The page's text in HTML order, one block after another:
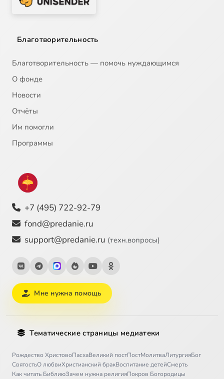
Благотворительность
Благотворительность — помочь нуждающимся
О фонде
Новости
Отчёты
Им помогли
Программы
+7 (495) 722-92-79
fond@predanie.ru
support@predanie.ru (техн.вопросы)
Мне нужна помощь
Тематические страницы медиатеки
Рождество ХристовоПасхаВеликий постПостМолитваЛитургияБог
СвятостьО любвиХристианский бракВоспитание детейСмерть
Как читать БиблиюЗачем нужна религияПокров Богородицы